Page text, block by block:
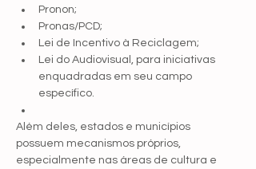
Pronon;
Pronas/PCD;
Lei de Incentivo à Reciclagem;
Lei do Audiovisual, para iniciativas
enquadradas em seu campo
específico.
Além deles, estados e municípios
possuem mecanismos próprios,
especialmente nas áreas de cultura e